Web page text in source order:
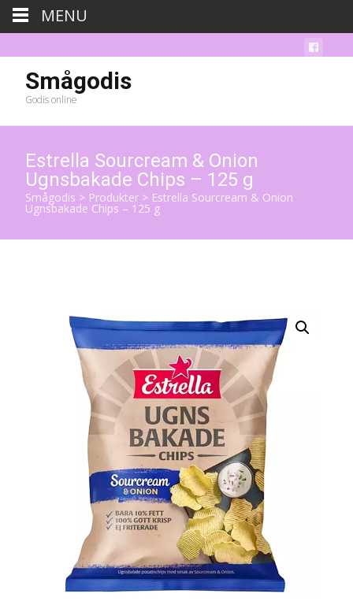
Smågodis
Godis online
Estrella Sourcream & Onion
Ugnsbakade Chips – 125 g
Smågodis > Produkter > Estrella Sourcream & Onion
Ugnsbakade Chips – 125 g
MENU